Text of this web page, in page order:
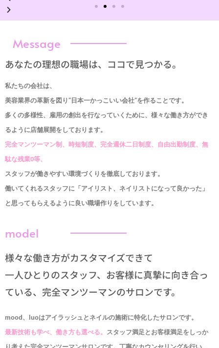
Message
あなたの理想の職場は、ココで見つかる。
私たちの会社は、
美容業界の革新を図り”日本一かっこいい会社”を作ることです。
多くの多様性、雇用の創出を行なっていくために、様々な働き方ができ
るように店舗展開をしております。
完全マンツーマン制、時短制度、完全週休二日制度、自由出勤制度、無
駄な残業0等、
スタッフが働きやすい環境づくりを徹底しております。
働いてくれるスタッフに「アイリスト、ネイリストになって良かった」
と思ってもらえるように良い職場作りをしています。
model
様々な働き方がカスタマイズできて
一人ひとりのスタッフ、お客様に真摯に向き合っ
ている、完全マンツーマンのサロンです。
mood、luoはアイラッシュとネイルの施術に特化したサロンです。
最新技術も学べ、働き方も選べる。 スタッフ満足とお客様満足をしっか